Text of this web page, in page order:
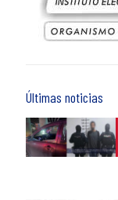
Últimas noticias